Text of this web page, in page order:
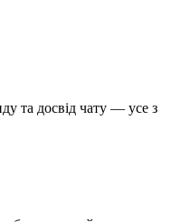
та досвід чату — усе з